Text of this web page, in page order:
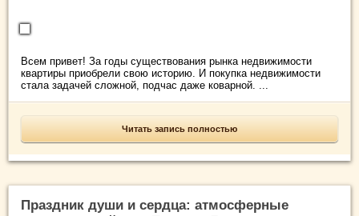
Всем привет! За годы существования рынка недвижимости
квартиры приобрели свою историю. И покупка недвижимости
стала задачей сложной, подчас даже коварной. ...
Читать запись полностью
Праздник души и сердца: атмосферные